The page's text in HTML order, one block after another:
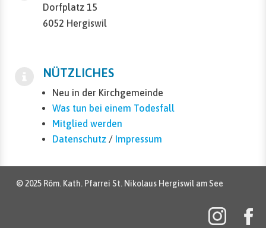
Dorfplatz 15
6052 Hergiswil
NÜTZLICHES
Neu in der Kirchgemeinde
Was tun bei einem Todesfall
Mitglied werden
Datenschutz/ Impressum
© 2025 Röm. Kath. Pfarrei St. Nikolaus Hergiswil am See